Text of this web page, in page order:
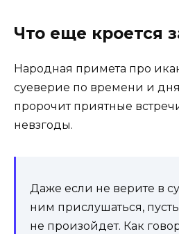
Что еще кроется
Народная примета про
суеверие по времени и
пророчит приятные
невзгоды.
Даже если не верите в
ним прислушаться,
не произойдет. Как